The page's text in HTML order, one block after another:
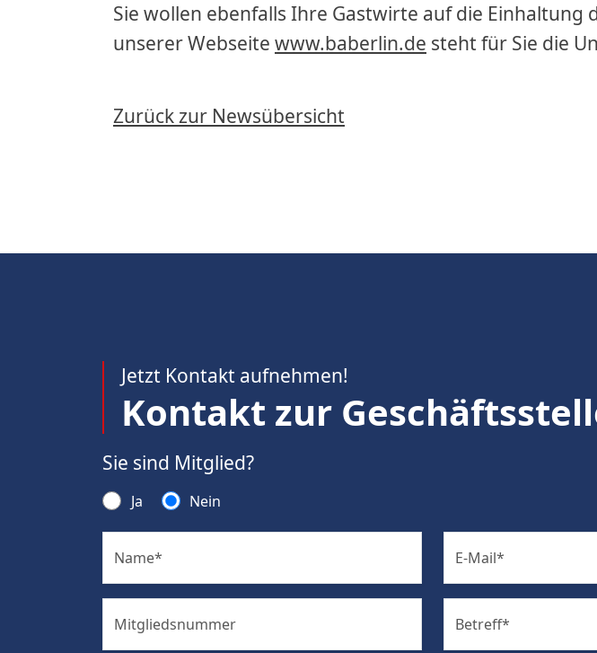
Sie wollen ebenfalls Ihre Gastwirte auf die Einhaltung
unserer Webseite www.baberlin.de steht für Sie die
Zurück zur Newsübersicht
Jetzt Kontakt aufnehmen!
Kontakt zur
Sie sind Mitglied?
Ja Nein
Name* E-Mail*
Mitgliedsnummer Betreff*